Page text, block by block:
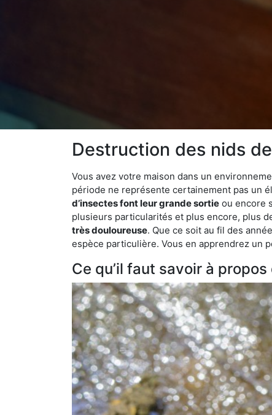
Destruction des nids
Vous avez votre maison dans un
période ne représente certainement pas un
d’insectes font leur grande sortie ou encore
plusieurs particularités et plus encore, plus
très douloureuse. Que ce soit au fil des
espèce particulière. Vous en apprendrez un
Ce qu’il faut savoir à